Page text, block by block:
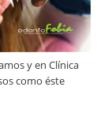
y en Clínica
como éste